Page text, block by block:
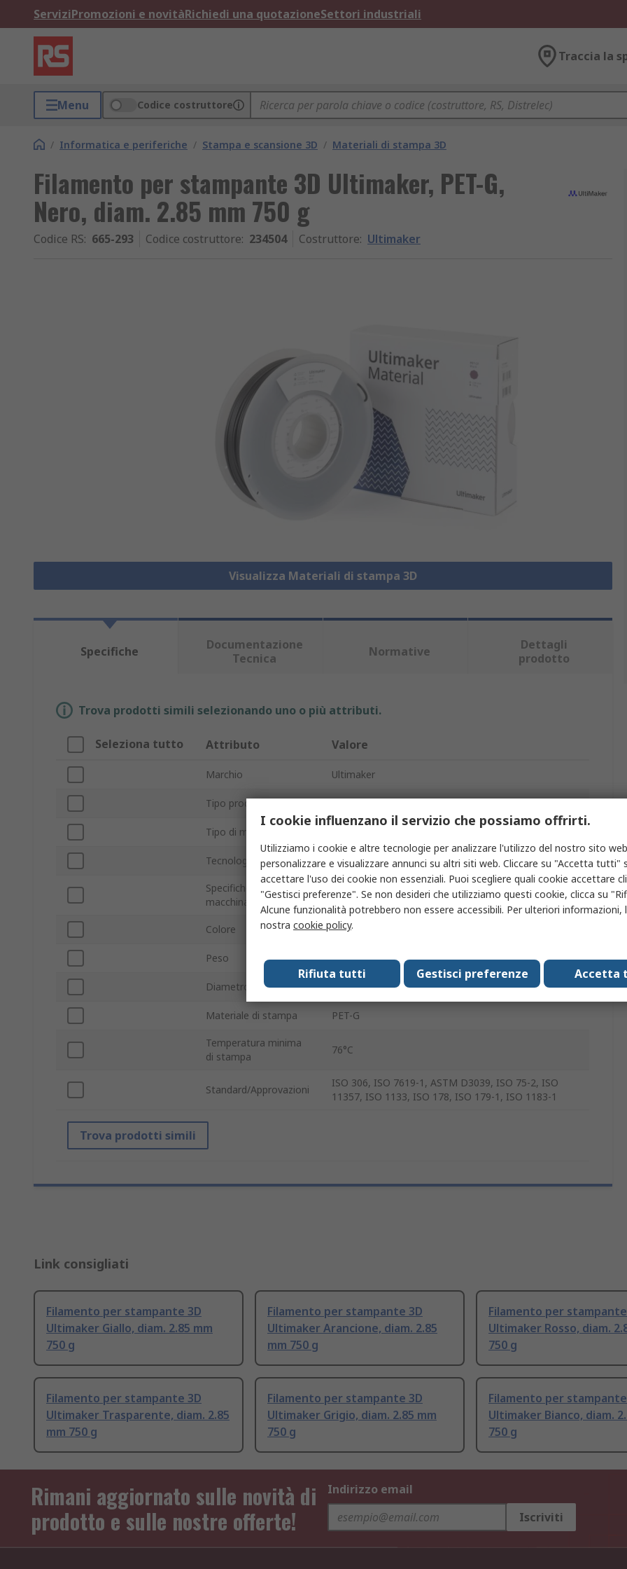
ServiziPromozioni e novitàRichiedi una quotazioneSettori industriali
Traccia la
Menu Codice costruttore
/ Informatica e periferiche / Stampa e scansione 3D / Materiali di stampa 3D
Filamento per stampante 3D Ultimaker, PET-G,
Nero, diam. 2.85 mm 750 g
Codice RS: 665-293 Codice costruttore: 234504 Costruttore: Ultimaker
Visualizza Materiali di stampa 3D
Specifiche
Documentazione
Tecnica
Normative
Dettagli
prodotto
Trova prodotti simili selezionando uno o più attributi.
Seleziona tutto Attributo Valore
Marchio Ultimaker
Tipo prodotto
Tipo di materiale
Tecnologia di stampa Fabbricazione con filamento fuso (FFF)
Specifiche della
macchina
Sì
Colore Nero
Peso 750g
Diametro 2.85mm
Materiale di stampa PET-G
Temperatura minima
di stampa
76°C
Standard/Approvazioni
ISO 306, ISO 7619-1, ASTM D3039, ISO 75-2, ISO
11357, ISO 1133, ISO 178, ISO 179-1, ISO 1183-1
Trova prodotti simili
Link consigliati
Filamento per stampante 3D
Ultimaker Giallo, diam. 2.85 mm
750 g
Filamento per stampante 3D
Ultimaker Arancione, diam. 2.85
mm 750 g
Filamento per
Ultimaker Rosso, diam.
750 g
Filamento per stampante 3D
Ultimaker Trasparente, diam. 2.85
mm 750 g
Filamento per stampante 3D
Ultimaker Grigio, diam. 2.85 mm
750 g
Filamento per
Ultimaker Bianco, diam.
750 g
Rimani aggiornato sulle novità di
prodotto e sulle nostre offerte!
Indirizzo email
Iscriviti
I cookie influenzano il servizio che possiamo offrirti.
Utilizziamo i cookie e altre tecnologie per analizzare l'utilizzo del nostro sito
personalizzare e visualizzare annunci su altri siti web. Cliccare su "Accetta tutti"
accettare l'uso dei cookie non essenziali. Puoi scegliere quali cookie accettare
"Gestisci preferenze". Se non desideri che utilizziamo questi cookie, clicca su
Alcune funzionalità potrebbero non essere accessibili. Per ulteriori informazioni,
nostra cookie policy.
Accetta
Gestisci preferenze
Rifiuta tutti